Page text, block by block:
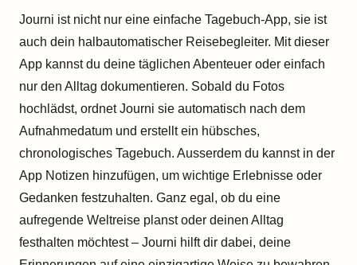
Journi ist nicht nur eine einfache Tagebuch-App, sie ist
auch dein halbautomatischer Reisebegleiter. Mit dieser
App kannst du deine täglichen Abenteuer oder einfach
nur den Alltag dokumentieren. Sobald du Fotos
hochlädst, ordnet Journi sie automatisch nach dem
Aufnahmedatum und erstellt ein hübsches,
chronologisches Tagebuch. Ausserdem du kannst in der
App Notizen hinzufügen, um wichtige Erlebnisse oder
Gedanken festzuhalten. Ganz egal, ob du eine
aufregende Weltreise planst oder deinen Alltag
festhalten möchtest – Journi hilft dir dabei, deine